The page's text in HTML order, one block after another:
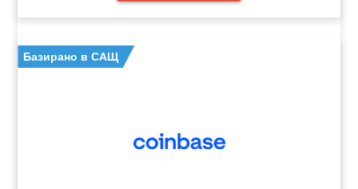
Базирано в САЩ